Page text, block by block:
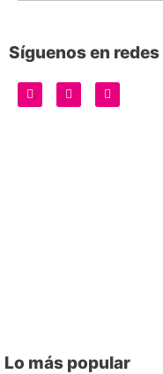
Síguenos en redes
Lo más popular